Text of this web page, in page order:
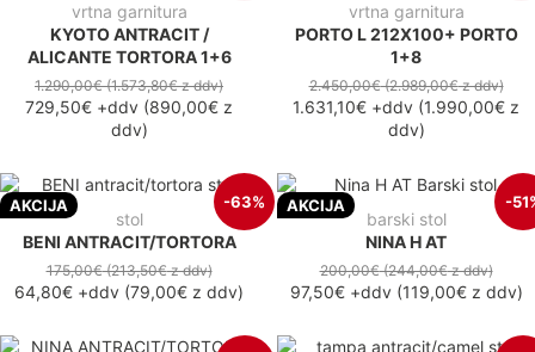
vrtna garnitura
KYOTO ANTRACIT /
ALICANTE TORTORA 1+6
1.290,00€(1.573,80€z ddv)
729,50€ +ddv (890,00€ z
ddv)
vrtna garnitura
PORTO L 212X100+ PORTO
1+8
2.450,00€(2.989,00€z ddv)
1.631,10€ +ddv (1.990,00€ z
ddv)
AKCIJA -63%
stol
BENI ANTRACIT/TORTORA
175,00€(213,50€z ddv)
64,80€ +ddv (79,00€ z ddv)
AKCIJA -
barski stol
NINA H AT
200,00€(244,00€z ddv)
97,50€+ddv(119,00€z ddv)